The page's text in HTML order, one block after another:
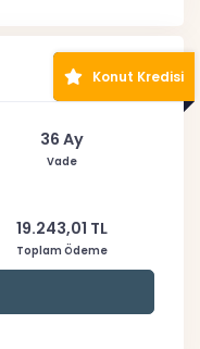
Konut Kredisi
36 Ay
Vade
19.243,01 TL
Toplam Ödeme